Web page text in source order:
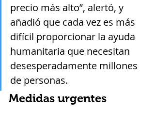
precio más alto”, alertó, y
añadió que cada vez es más
difícil proporcionar la ayuda
humanitaria que necesitan
desesperadamente millones
de personas.
Medidas urgentes